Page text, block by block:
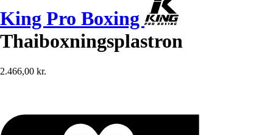
King Pro Boxing
Thaiboxningsplastron
2.466,00 kr.